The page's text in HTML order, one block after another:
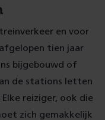
en voor
tien jaar
bijgebouwd of
de stations letten
reiziger, ook die
zich gemakkelijk